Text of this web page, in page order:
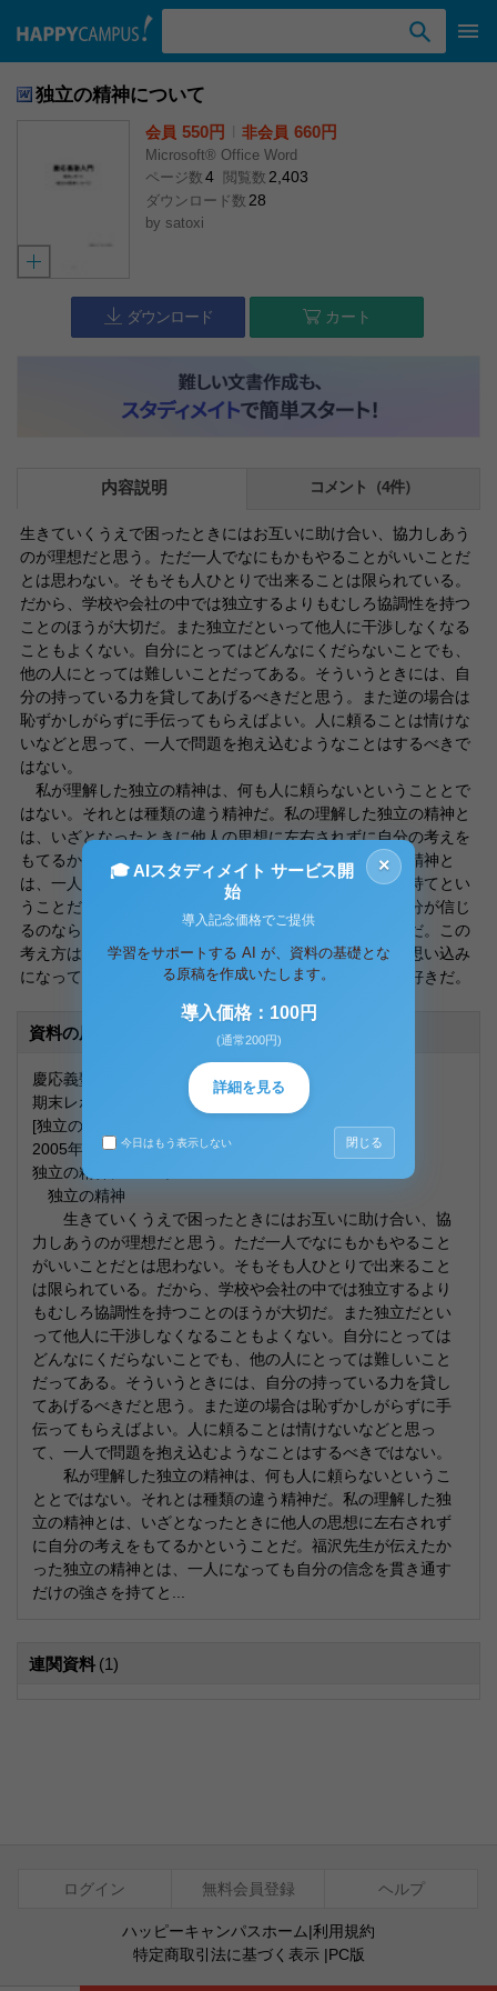
独立の精神について
会員 550円 非会員 660円
Microsoft® Office Word
ページ数 4 閲覧数 2,403
ダウンロード数 28
by satoxi
ダウンロード カート
内容説明 コメント（4件）
生きていくうえで困ったときにはお互いに助け合い、協力しあう
のが理想だと思う。ただ一人でなにもかもやることがいいことだ
とは思わない。そもそも人ひとりで出来ることは限られている。
だから、学校や会社の中では独立するよりもむしろ協調性を持つ
ことのほうが大切だ。また独立だといって他人に干渉しなくなる
こともよくない。自分にとってはどんなにくだらないことでも、
他の人にとっては難しいことだってある。そういうときには、自
分の持っている力を貸してあげるべきだと思う。また逆の場合は
恥ずかしがらずに手伝ってもらえばよい。人に頼ることは情けな
いなどと思って、一人で問題を抱え込むようなことはするべきで
はない。
私が理解した独立の精神は、何も人に頼らないということとで
はない。それとは種類の違う精神だ。私の理解した独立の精神と
は、いざとなったときに他人の思想に左右されずに自分の考えを
もてるかということだ。福沢先生が伝えたかった独立の精神と
は、一人になっても自分の信念を貫き通すだけの強さを持てとい
うことだと思う。どんなに多くの人に反対されても、自分が信じ
るのならば、周りに流される真実を貫き通せということだ。この
考え方は一つ間違えると、他人のアドバイスを聞かない思い込み
になってしまう恐れもある。しかし、私はこの考え方が好きだ。
資料の原本内容
慶応義塾入門
期末レポート
[独立の精神について]
2005年7月8日提出
独立の精神について
独立の精神
生きていくうえで困ったときにはお互いに助け合い、協
力しあうのが理想だと思う。ただ一人でなにもかもやること
がいいことだとは思わない。そもそも人ひとりで出来ること
は限られている。だから、学校や会社の中では独立するより
もむしろ協調性を持つことのほうが大切だ。また独立だとい
って他人に干渉しなくなることもよくない。自分にとっては
どんなにくだらないことでも、他の人にとっては難しいこと
だってある。そういうときには、自分の持っている力を貸し
てあげるべきだと思う。また逆の場合は恥ずかしがらずに手
伝ってもらえばよい。人に頼ることは情けないなどと思っ
て、一人で問題を抱え込むようなことはするべきではない。
私が理解した独立の精神は、何も人に頼らないというこ
ととではない。それとは種類の違う精神だ。私の理解した独
立の精神とは、いざとなったときに他人の思想に左右されず
に自分の考えをもてるかということだ。福沢先生が伝えたか
った独立の精神とは、一人になっても自分の信念を貫き通す
だけの強さを持てと...
連関資料 (1)
ログイン 無料会員登録 ヘルプ
ハッピーキャンパスホーム|利用規約
特定商取引法に基づく表示|PC版
×
🎓 AIスタディメイト サービス開
始
導入記念価格でご提供
学習をサポートする AI が、資料の基礎とな
る原稿を作成いたします。
導入価格：100円
(通常200円)
詳細を見る
今日はもう表示しない 閉じる